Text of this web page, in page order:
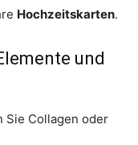
Hochzeitskarten.
und
Sie Collagen oder